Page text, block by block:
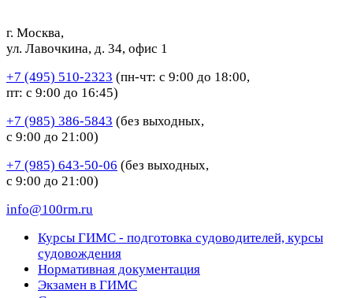
г. Москва,
ул. Лавочкина, д. 34, офис 1
+7 (495) 510-2323 (пн-чт: с 9:00 до 18:00,
пт: с 9:00 до 16:45)
+7 (985) 386-5843 (без выходных,
с 9:00 до 21:00)
+7 (985) 643-50-06 (без выходных,
с 9:00 до 21:00)
info@100rm.ru
Курсы ГИМС - подготовка судоводителей, курсы
судовождения
Нормативная документация
Экзамен в ГИМС